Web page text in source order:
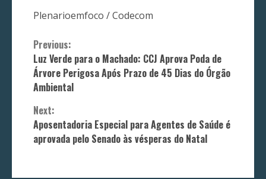
Plenarioemfoco / Codecom
Continue
Reading
Previous:
Luz Verde para o Machado: CCJ Aprova Poda de
Árvore Perigosa Após Prazo de 45 Dias do Órgão
Ambiental
Next:
Aposentadoria Especial para Agentes de Saúde é
aprovada pelo Senado às vésperas do Natal